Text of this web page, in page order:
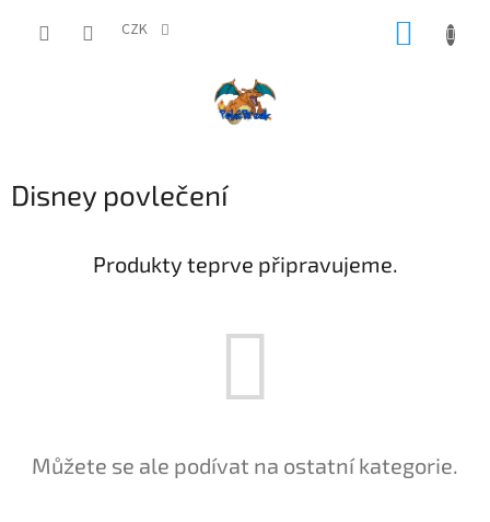
CZK
Disney povlečení
Produkty teprve připravujeme.
Můžete se ale podívat na ostatní kategorie.